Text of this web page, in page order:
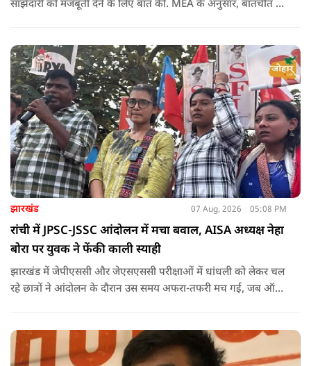
साझेदारी को मजबूती देने के ल‍िए बात की. MEA के अनुसार, बातचीत की
झारखंड 07 Aug, 2026 05:08 PM
रांची में JPSC-JSSC आंदोलन में मचा बवाल, AISA अध्यक्ष नेहा
बोरा पर युवक ने फेंकी काली स्याही
झारखंड में जेपीएससी और जेएसएससी परीक्षाओं में धांधली को लेकर चल
रहे छात्रों ने आंदोलन के दौरान उस समय अफरा-तफरी मच गई, जब ऑल